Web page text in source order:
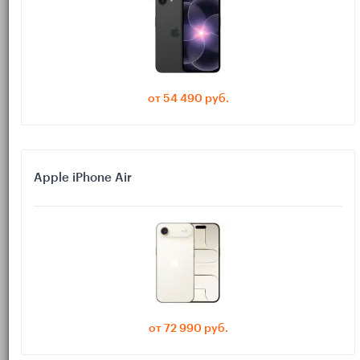
Вес и баланс корпуса — чтобы держать одной рукой или
Тип дисплея и антибликовые покрытия — меньше
отражений, выше контраст, спокойная картинка.
Плавность прокрутки (60 или 120 Гц) — меньше смаза
Плотность пикселей и шрифтовая отрисовка — чтобы
от 54 490 руб.
Apple iPhone Air
от 72 990 руб.